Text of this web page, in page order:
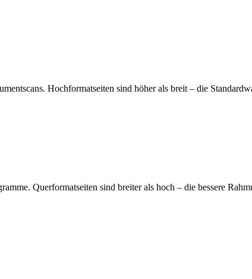
Hochformatseiten sind höher als breit – die
Querformatseiten sind breiter als hoch – die bessere